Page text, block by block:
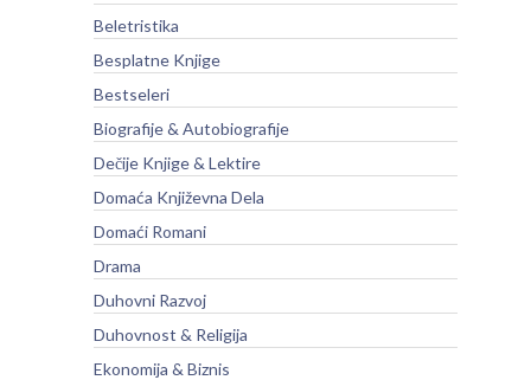
Beletristika
Besplatne Knjige
Bestseleri
Biografije & Autobiografije
Dečije Knjige & Lektire
Domaća Književna Dela
Domaći Romani
Drama
Duhovni Razvoj
Duhovnost & Religija
Ekonomija & Biznis